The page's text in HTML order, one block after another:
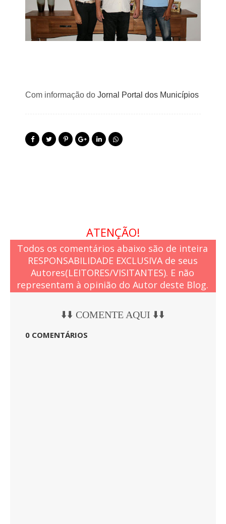
Com informação do Jornal Portal dos Municípios
ATENÇÃO!
Todos os comentários abaixo são de inteira
RESPONSABILIDADE EXCLUSIVA de seus
Autores(LEITORES/VISITANTES). E não
representam à opinião do Autor deste Blog.
⬇️⬇️ COMENTE AQUI ⬇️⬇️
0 COMENTÁRIOS